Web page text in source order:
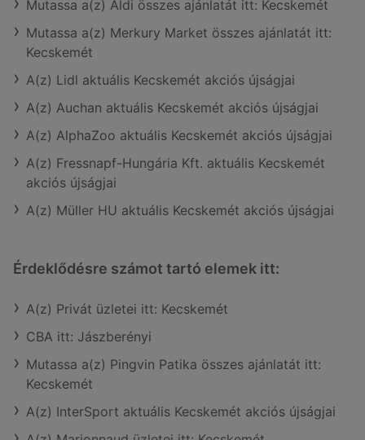
Mutassa a(z) Aldi összes ajánlatát itt: Kecskemét
Mutassa a(z) Merkury Market összes ajánlatát itt:
Kecskemét
A(z) Lidl aktuális Kecskemét akciós újságjai
A(z) Auchan aktuális Kecskemét akciós újságjai
A(z) AlphaZoo aktuális Kecskemét akciós újságjai
A(z) Fressnapf-Hungária Kft. aktuális Kecskemét
akciós újságjai
A(z) Müller HU aktuális Kecskemét akciós újságjai
Érdeklődésre számot tartó elemek itt:
A(z) Privát üzletei itt: Kecskemét
CBA itt: Jászberényi
Mutassa a(z) Pingvin Patika összes ajánlatát itt:
Kecskemét
A(z) InterSport aktuális Kecskemét akciós újságjai